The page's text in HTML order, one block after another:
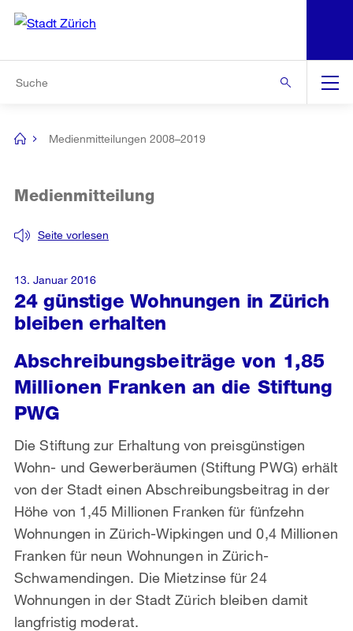
Navigation
[no
Medienmitteilungen 2008–2019
24 günstige Wohnungen in Zürich
bleiben erhalten
Seite vorlesen
Medienmitteilung
Abschreibungsbeiträge von 1,85
Millionen Franken an die Stiftung
PWG
Die Stiftung zur Erhaltung von preisgünstigen
Wohn- und Gewerberäumen (Stiftung PWG) erhält
von der Stadt einen Abschreibungsbeitrag in der
Höhe von 1,45 Millionen Franken für fünfzehn
Wohnungen in Zürich-Wipkingen und 0,4 Millionen
Franken für neun Wohnungen in Zürich-
Schwamendingen. Die Mietzinse für 24
Wohnungen in der Stadt Zürich bleiben damit
langfristig moderat.
13. Januar 2016